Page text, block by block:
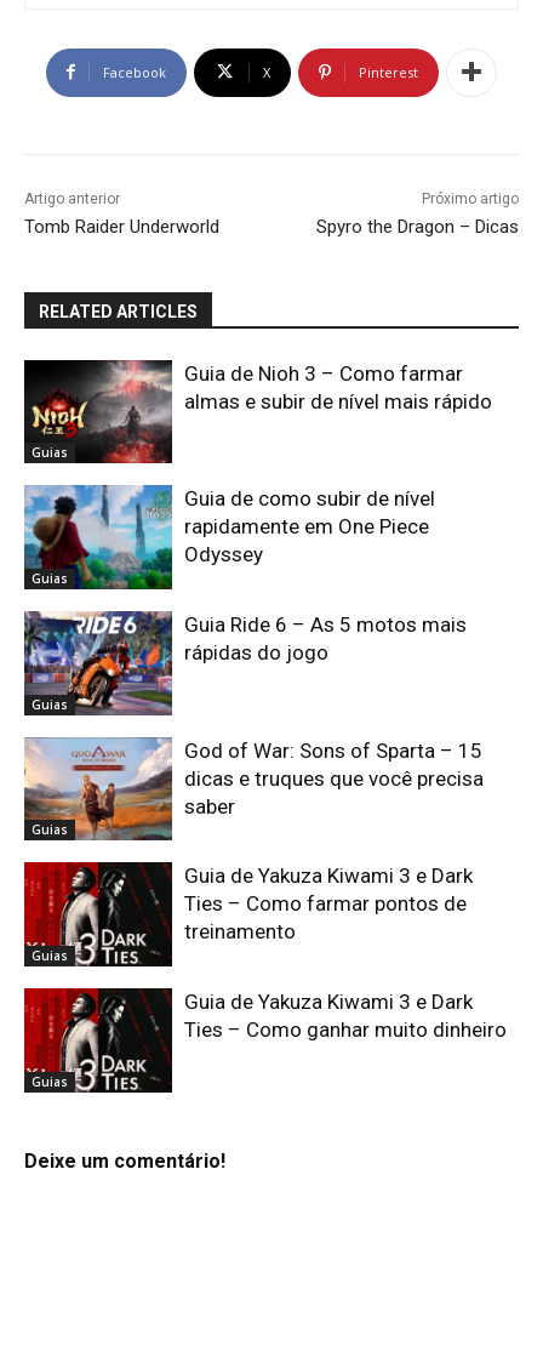
Facebook X Pinterest
Artigo anterior
Tomb Raider Underworld
Próximo artigo
Spyro the Dragon – Dicas
RELATED ARTICLES
Guias
Guia de Nioh 3 – Como farmar
almas e subir de nível mais rápido
Guias
Guia de como subir de nível
rapidamente em One Piece
Odyssey
Guias
Guia Ride 6 – As 5 motos mais
rápidas do jogo
Guias
God of War: Sons of Sparta – 15
dicas e truques que você precisa
saber
Guias
Guia de Yakuza Kiwami 3 e Dark
Ties – Como farmar pontos de
treinamento
Guias
Guia de Yakuza Kiwami 3 e Dark
Ties – Como ganhar muito dinheiro
Deixe um comentário!